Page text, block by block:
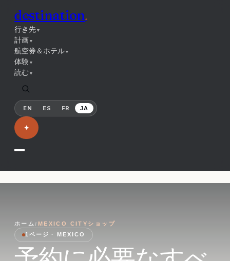
destination.
行き先▼
計画▼
航空券＆ホテル▼
体験 ▼
読む ▼
EN ES FR JA
✦
ホーム / MEXICO CITYショップ
1ページ · MEXICO